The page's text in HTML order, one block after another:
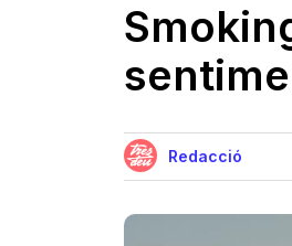
Redacció